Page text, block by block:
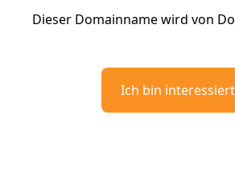
Dieser Domainname wird von
Ich bin interessiert